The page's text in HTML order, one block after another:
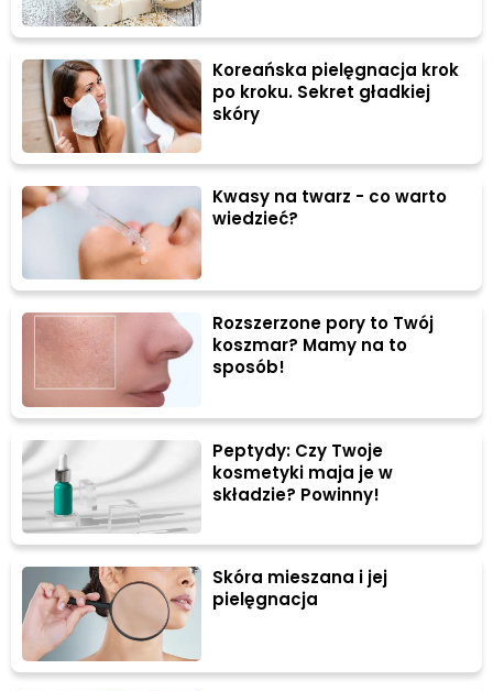
Koreańska pielęgnacja krok
po kroku. Sekret gładkiej
skóry
Kwasy na twarz - co warto
wiedzieć?
Rozszerzone pory to Twój
koszmar? Mamy na to
sposób!
Peptydy: Czy Twoje
kosmetyki maja je w
składzie? Powinny!
Skóra mieszana i jej
pielęgnacja